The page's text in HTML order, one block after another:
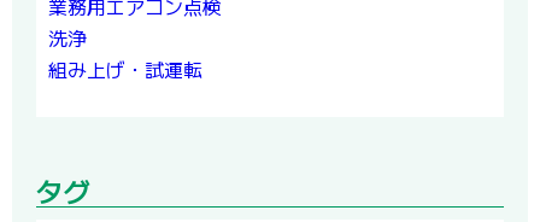
業務用エアコン点検
洗浄
組み上げ・試運転
タグ